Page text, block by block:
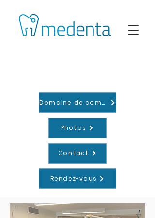
Domaine de compétences
Photos
Contact
Rendez-vous